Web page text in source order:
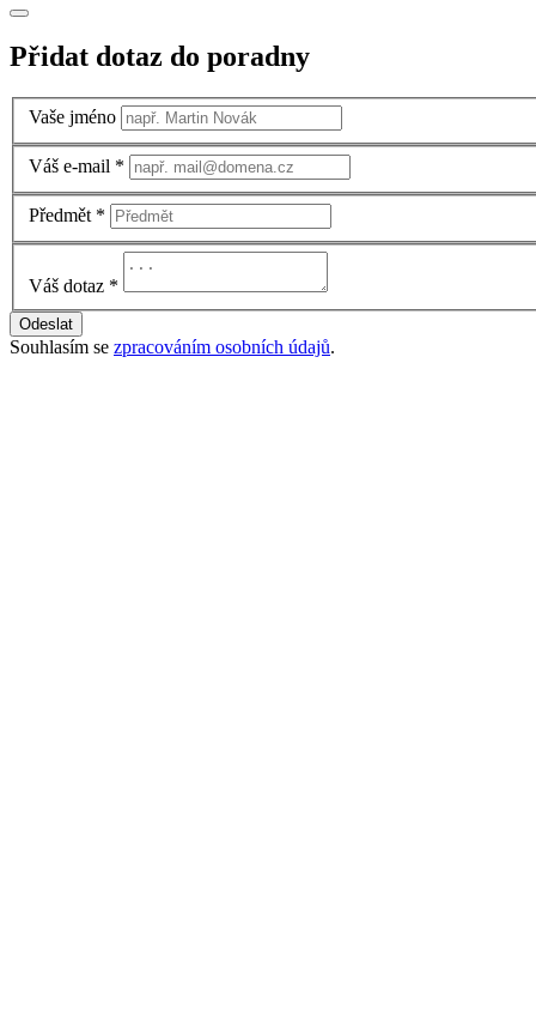
Přidat dotaz do poradny
Vaše jméno
Váš e-mail *
Předmět *
Váš dotaz *
Odeslat
Souhlasím se zpracováním osobních údajů.